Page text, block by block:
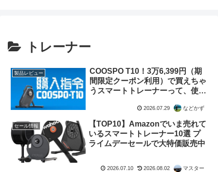
トレーナー
製品レビュー
COOSPO T10！3万6,399円（期
間限定クーポン利用）で買えちゃ
うスマートトレーナーって、使い
2026.07.29 などかず
セール情報
【TOP10】Amazonでいま売れて
いるスマートトレーナー10選 プ
ライムデーセールで大特価販売中
2026.07.10 2026.08.02 マスター